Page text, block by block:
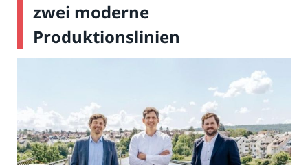
zwei moderne
Produktionslinien